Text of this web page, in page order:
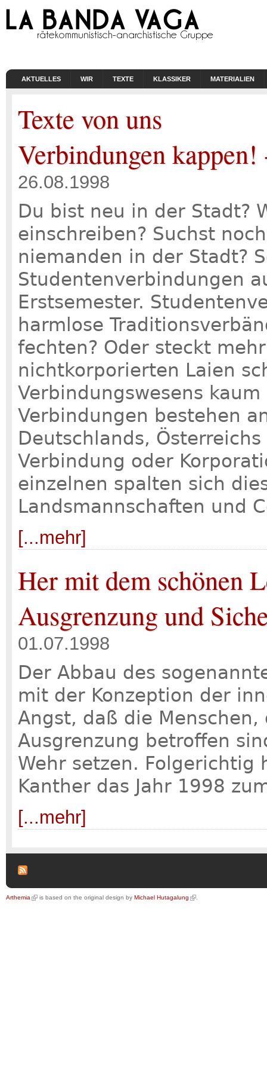
AKTUELLES WIR TEXTE KLASSIKER MATERIALIEN
Texte von uns
Verbindungen
26.08.1998
Du bist neu in der Stadt?
einschreiben? Suchst
niemanden in der Stadt?
Studentenverbindungen
Erstsemester.
harmlose
fechten? Oder steckt
nichtkorporierten Laien
Verbindungswesens
Verbindungen bestehen
Deutschlands,
Verbindung oder
einzelnen spalten sich
Landsmannschaften und
[...mehr]
Her mit dem schönen
Ausgrenzung und
01.07.1998
Der Abbau des
mit der Konzeption der
Angst, daß die
Ausgrenzung betroffen
Wehr setzen. Folgerichtig
Kanther das Jahr 1998
[...mehr]
Arthemia is based on the original design by Michael Hutagalung